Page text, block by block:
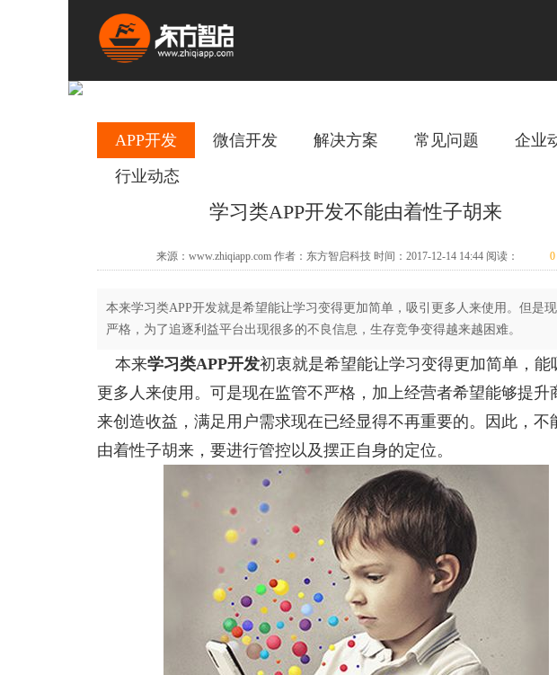
APP开发 微信开发 解决方案 常见问题
企业
行业动态
学习类APP开发不能由着性子胡来
来源：www.zhiqiapp.com 作者：东方智启科技 时间：2017-12-14 14:44 阅读： 0
本来学习类APP开发就是希望能让学习变得更加简单，吸引更多人来使用。但是
严格，为了追逐利益平台出现很多的不良信息，生存竞争变得越来越困难。
本来学习类APP开发初衷就是希望能让学习变得更加简单，能
更多人来使用。可是现在监管不严格，加上经营者希望能够提升
来创造收益，满足用户需求现在已经显得不再重要的。因此，不
由着性子胡来，要进行管控以及摆正自身的定位。